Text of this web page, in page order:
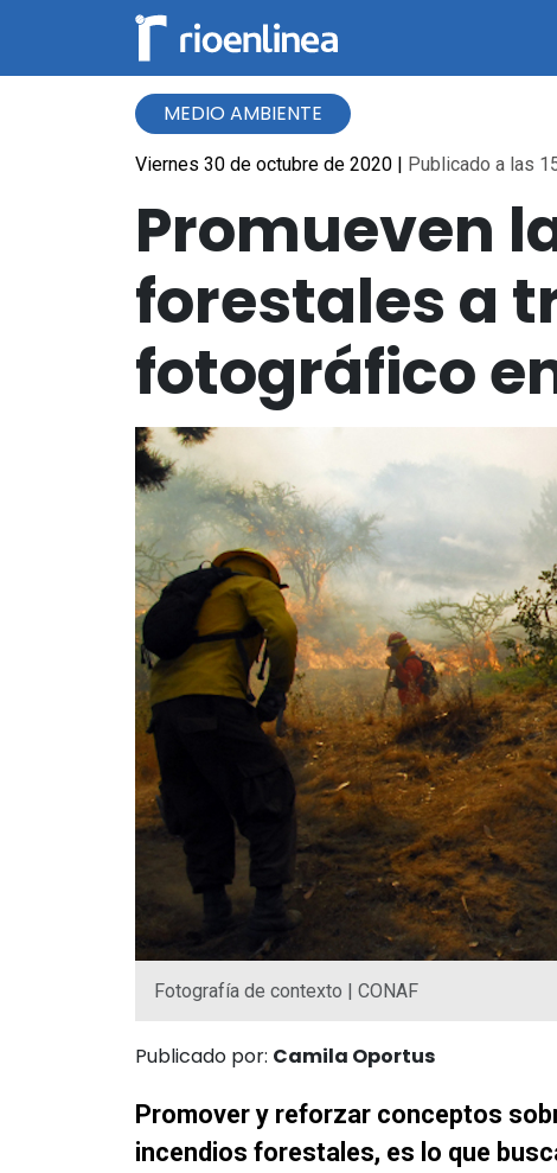
MEDIO AMBIENTE
Viernes 30 de octubre de 2020 | Publicado a las
Promueven
forestales a
fotográfico
Fotografía de contexto | CONAF
Publicado por: Camila Oportus
Promover y reforzar conceptos
incendios forestales, es lo que